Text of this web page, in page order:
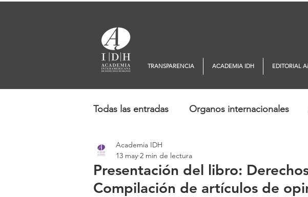
Todas las entradas Organos internacionales
Europa Oceanía
Presentación del libro:
Compilación de artículos de
Academia IDH
13 may 2 min de lectura
TRANSPARENCIA ACADEMIA IDH EDITORIAL